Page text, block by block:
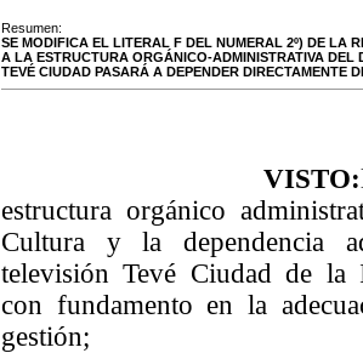
Resumen:
SE MODIFICA EL LITERAL F DEL NUMERAL 2º) DE LA
A LA ESTRUCTURA ORGÁNICO-ADMINISTRATIVA DEL
TEVÉ CIUDAD PASARÁ A DEPENDER DIRECTAMENTE
VISTO:
estructura orgánico
Cultura y la dependencia
televisión Tevé Ciudad de la
con fundamento en la
gestión;